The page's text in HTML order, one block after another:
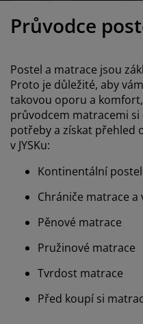
do ložnice
rámy s úložným
matrace
postele
o nábytek/doplňky
osvětlení
pokoj
mazlíčky
Průvodce
Postel a matrace jsou
Proto je důležité, aby
takovou oporu a
průvodcem matracemi
potřeby a získat přehled
v JYSKu:
Kontinentální
Chrániče matrace
Pěnové matrace
Pružinové matrace
Tvrdost matrace
Před koupí si